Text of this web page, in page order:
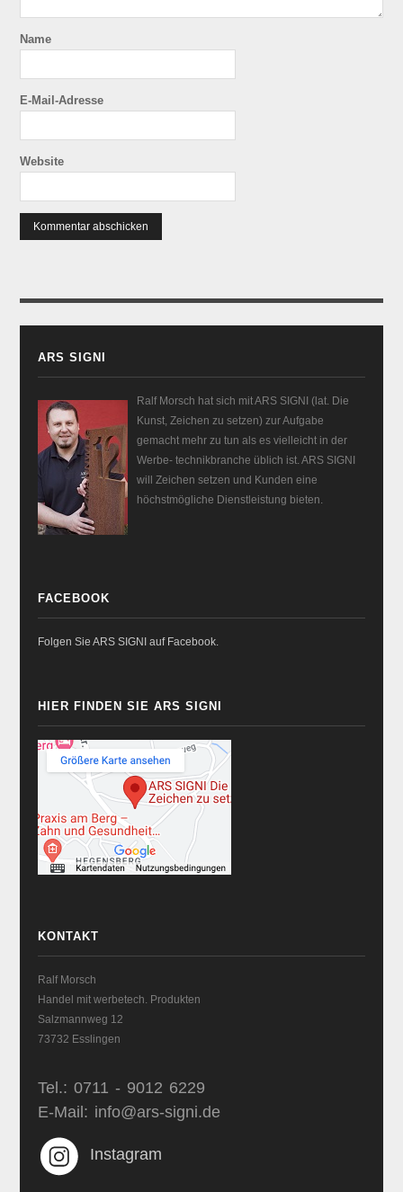
Name
E-Mail-Adresse
Website
ARS SIGNI
Ralf Morsch hat sich mit ARS SIGNI (lat. Die
Kunst, Zeichen zu setzen) zur Aufgabe
gemacht mehr zu tun als es vielleicht in der
Werbe- technikbranche üblich ist. ARS SIGNI
will Zeichen setzen und Kunden eine
höchstmögliche Dienstleistung bieten.
FACEBOOK
Folgen Sie ARS SIGNI auf Facebook.
HIER FINDEN SIE ARS SIGNI
KONTAKT
Ralf Morsch
Handel mit werbetech. Produkten
Salzmannweg 12
73732 Esslingen
Tel.: 0711 - 9012 6229
E-Mail: info@ars-signi.de
Instagram